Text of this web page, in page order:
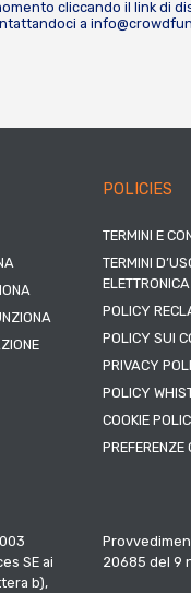
cliccando il link di
a
POLICIES
TERMINI E
TERMINI
ELETTRONICA
POLICY
POLICY SUI
PRIVACY
POLICY
COOKIE
PREFERENZE
SE ai
b),
20685 del 9